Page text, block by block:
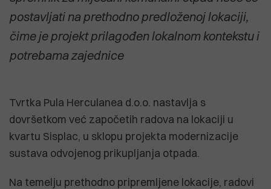
postavljati na prethodno predloženoj lokaciji,
čime je projekt prilagođen lokalnom kontekstu i
potrebama zajednice
Tvrtka Pula Herculanea d.o.o. nastavlja s
dovršetkom već započetih radova na lokaciji u
kvartu Sisplac, u sklopu projekta modernizacije
sustava odvojenog prikupljanja otpada.
Na temelju prethodno pripremljene lokacije, radovi